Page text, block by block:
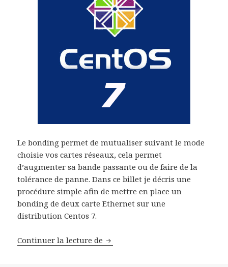
Le bonding permet de mutualiser suivant le mode
choisie vos cartes réseaux, cela permet
d’augmenter sa bande passante ou de faire de la
tolérance de panne. Dans ce billet je décris une
procédure simple afin de mettre en place un
bonding de deux carte Ethernet sur une
distribution Centos 7.
Continuer la lecture de Bonding Ethernet sous Centos 7